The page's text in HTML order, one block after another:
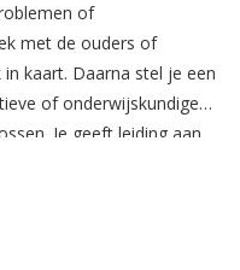
of
met de ouders of
kaart. Daarna stel je een
of onderwijskundige
Je geeft leiding aan
beheert de financiën van
je leefgroepen en